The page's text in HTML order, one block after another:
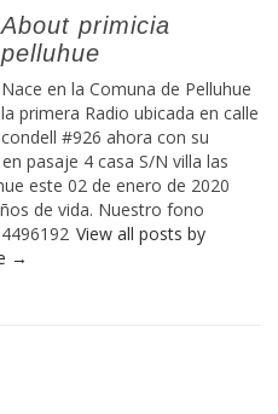
About primicia
pelluhue
Nace en la Comuna de Pelluhue
la primera Radio ubicada en calle
condell #926 ahora con su
pasaje 4 casa S/N villa las
este 02 de enero de 2020
de vida. Nuestro fono
View all posts by
→